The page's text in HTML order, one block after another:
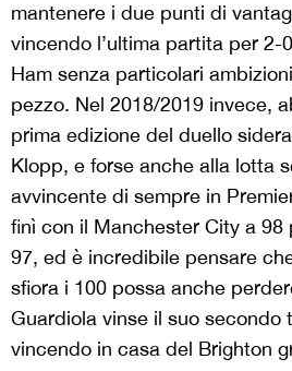
mantenere i due punti di
vincendo l’ultima partita per 2-
Ham senza particolari
pezzo. Nel 2018/2019 invece,
prima edizione del duello
Klopp, e forse anche alla lotta
avvincente di sempre in
finì con il Manchester City a 98
97, ed è incredibile pensare
sfiora i 100 possa anche
Guardiola vinse il suo secondo
vincendo in casa del Brighton